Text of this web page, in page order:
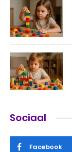
Sociaal
Facebook